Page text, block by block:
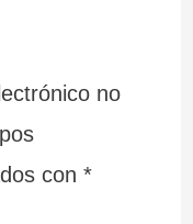
no
con *